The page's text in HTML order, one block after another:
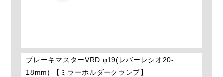
ブレーキマスターVRD φ19(レバーレシオ20-
18mm) 【ミラーホルダークランプ】